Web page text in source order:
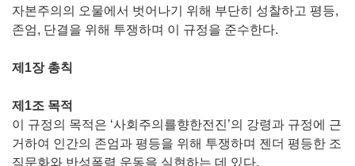
자본주의의 오물에서 벗어나기 위해 부단히 성찰하고 평등,
존엄, 단결을 위해 투쟁하며 이 규정을 준수한다.
제1장 총칙
제1조 목적
이 규정의 목적은 ‘사회주의를향한전진’의 강령과 규정에 근
거하여 인간의 존엄과 평등을 위해 투쟁하며 젠더 평등한 조
직문화와 반성폭력 운동을 실현하는 데 있다.